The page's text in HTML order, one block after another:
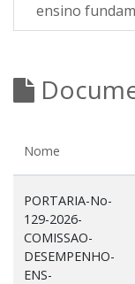
ensino
Nome
PORTARIA-No-
129-2026-
COMISSAO-
DESEMPENHO-
ENS-